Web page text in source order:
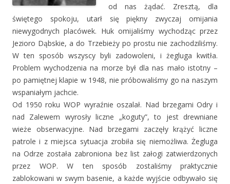
od nas żądać. Zresztą, dla
świętego spokoju, utarł się piękny zwyczaj omijania
niewygodnych placówek. Huk omijaliśmy wychodząc przez
Jezioro Dąbskie, a do Trzebieży po prostu nie zachodziliśmy.
W ten sposób wszyscy byli zadowoleni, i żegluga kwitła.
Problem wychodzenia na morze był dla nas mało istotny –
po pamiętnej klapie w 1948, nie próbowaliśmy go na naszym
wspaniałym jachcie.
Od 1950 roku WOP wyraźnie oszalał. Nad brzegami Odry i
nad Zalewem wyrosły liczne „koguty”, to jest drewniane
wieże obserwacyjne. Nad brzegami zaczęły krążyć liczne
patrole i z miejsca sytuacja zrobiła się niemożliwa. Żegluga
na Odrze została zabroniona bez list załogi zatwierdzonych
przez WOP. W ten sposób zostaliśmy praktycznie
zablokowani w swym basenie, a każde wyjście odbywało się